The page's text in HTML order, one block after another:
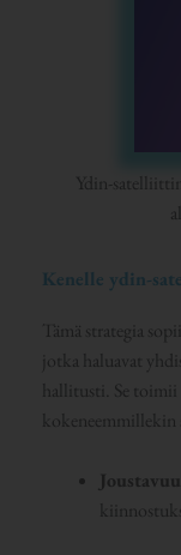
Ydin-
Kenelle ydin-
Tämä strategia
jotka haluavat
hallitusti. Se
kokeneemmillekin